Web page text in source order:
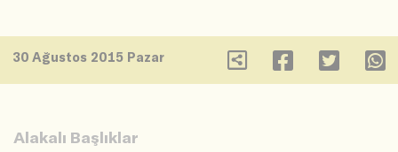
30 Ağustos 2015 Pazar
Alakalı Başlıklar